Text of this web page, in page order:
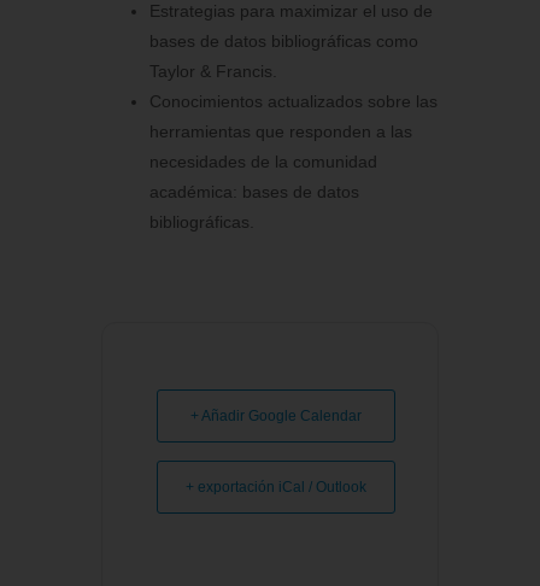
Estrategias para maximizar el uso de
bases de datos bibliográficas como
Taylor & Francis.
Conocimientos actualizados sobre las
herramientas que responden a las
necesidades de la comunidad
académica: bases de datos
bibliográficas.
+ Añadir Google Calendar
+ exportación iCal / Outlook